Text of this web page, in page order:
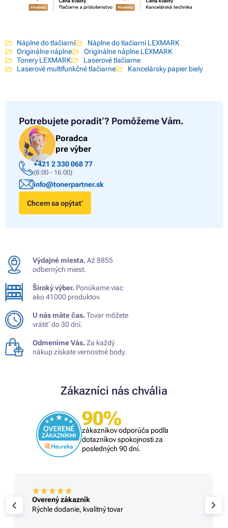
Náplne do tlačiarní
Náplne do tlačiarní LEXMARK
Originálne náplne
Originálne náplne LEXMARK
Tonery LEXMARK
Laserové tlačiarne
Laserové multifunkčné tlačiarne
Kancelársky papier biely
Potrebujete poradiť? Pomôžeme Vám.
Poradca
pre výber
+421 2 330 068 77
(8:00 - 16:00)
info@tonerpartner.sk
Chcem sa opýtať
Výdajné miesta.Až 8855
odberných miest.
Široký výber. Ponúkame viac
ako 41000 produktov.
U nás máte čas.Tovar môžete
vrátiť do 30 dní.
Odmeníme Vás.Za každý
nákup získate vernostné body.
Zákazníci nás chvália
90%
zákazníkov odporúča podľa
dotazníkov spokojnosti za
posledných 90 dní.
Overený zákazník
Rýchle dodanie, kvalitný tovar